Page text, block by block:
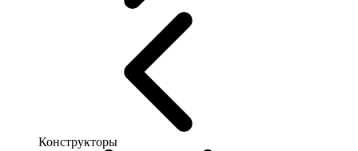
Конструкторы